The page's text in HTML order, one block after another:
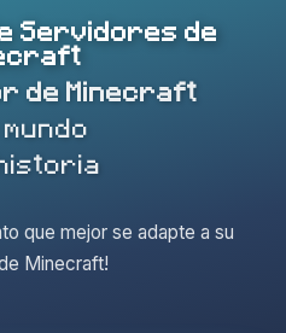
Servidores de
de Minecraft
que mejor se adapte a su
Minecraft!